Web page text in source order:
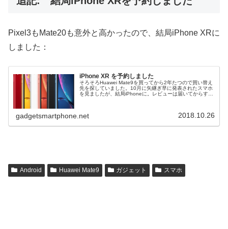
Pixel3もMate20も意外と高かったので、結局iPhone XRに
しました：
iPhone XR を予約しました
そろそろHuawei Mate9を買ってから2年たつので買い替え
先を探していました。10月に矢継ぎ早に発表されたスマホ
を見ましたが、結局iPhoneに。レビューは届いてからする
gadgetsmartphone.net 2018.10.26
Android Huawei Mate9 ガジェット スマホ